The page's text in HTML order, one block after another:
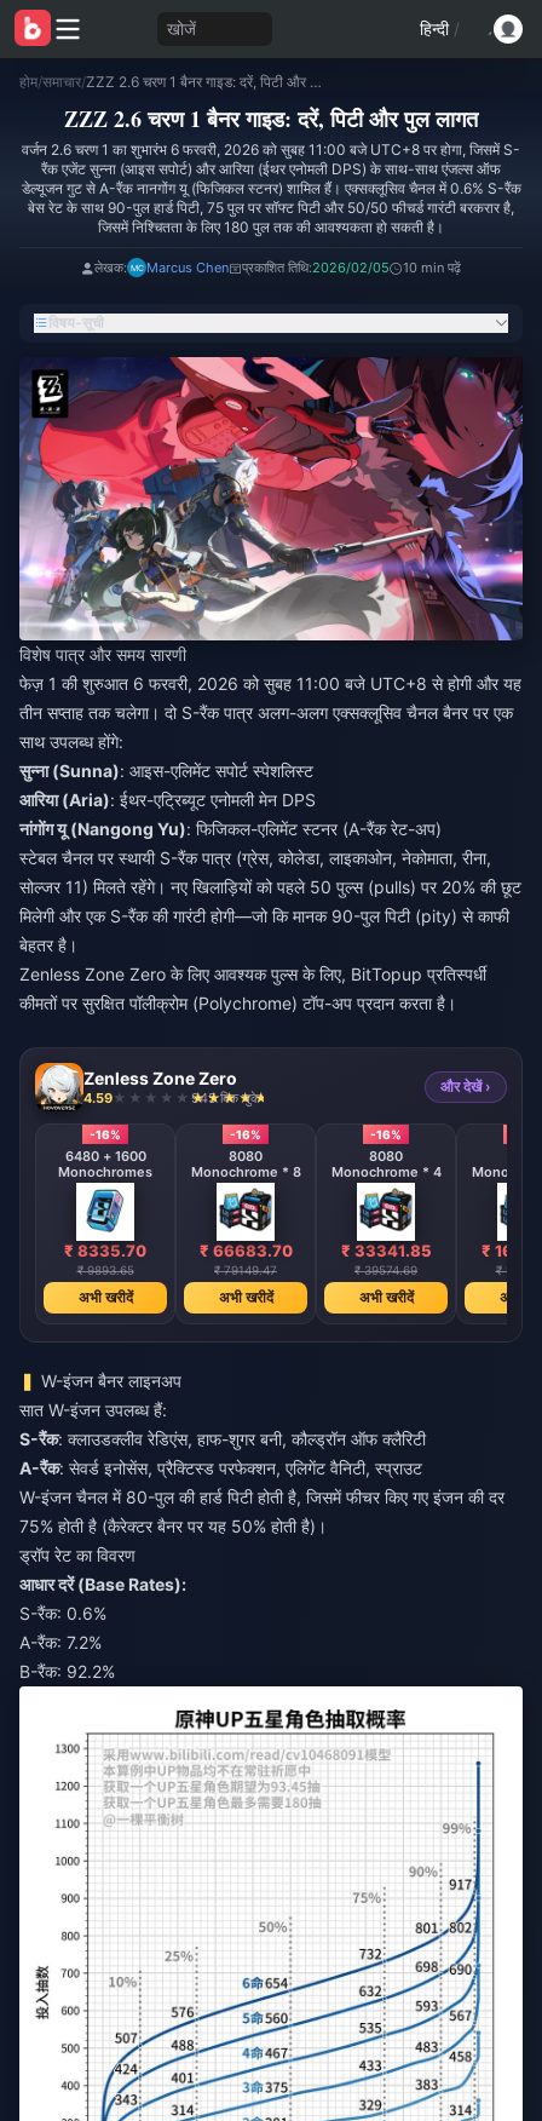
खोजें हिन्दी /
होम/समाचार/ ZZZ 2.6 चरण 1 बैनर गाइड: दरें, पिटी और पुल लागत
ZZZ 2.6 चरण 1 बैनर गाइड: दरें, पिटी और पुल लागत
वर्जन 2.6 चरण 1 का शुभारंभ 6 फरवरी, 2026 को सुबह 11:00 बजे UTC+8 पर होगा, जिसमें S-
रैंक एजेंट सुन्ना (आइस सपोर्ट) और आरिया (ईथर एनोमली DPS) के साथ-साथ एंजल्स ऑफ
डेल्यूजन गुट से A-रैंक नानगोंग यू (फिजिकल स्टनर) शामिल हैं। एक्सक्लूसिव चैनल में 0.6% S-रैंक
बेस रेट के साथ 90-पुल हार्ड पिटी, 75 पुल पर सॉफ्ट पिटी और 50/50 फीचर्ड गारंटी बरकरार है,
जिसमें निश्चितता के लिए 180 पुल तक की आवश्यकता हो सकती है।
लेखक: Marcus Chen प्रकाशित तिथि:2026/02/05 10 min पढ़ें
विषय-सूची
विशेष पात्र और समय सारणी
फेज़ 1 की शुरुआत 6 फरवरी, 2026 को सुबह 11:00 बजे UTC+8 से होगी और यह
तीन सप्ताह तक चलेगा। दो S-रैंक पात्र अलग-अलग एक्सक्लूसिव चैनल बैनर पर एक
साथ उपलब्ध होंगे:
सुन्ना (Sunna): आइस-एलिमेंट सपोर्ट स्पेशलिस्ट
आरिया (Aria): ईथर-एट्रिब्यूट एनोमली मेन DPS
नांगोंग यू (Nangong Yu): फिजिकल-एलिमेंट स्टनर (A-रैंक रेट-अप)
स्टेबल चैनल पर स्थायी S-रैंक पात्र (ग्रेस, कोलेडा, लाइकाओन, नेकोमाता, रीना,
सोल्जर 11) मिलते रहेंगे। नए खिलाड़ियों को पहले 50 पुल्स (pulls) पर 20% की छूट
मिलेगी और एक S-रैंक की गारंटी होगी—जो कि मानक 90-पुल पिटी (pity) से काफी
बेहतर है।
Zenless Zone Zero के लिए आवश्यक पुल्सके लिए, BitTopup प्रतिस्पर्धी
कीमतों पर सुरक्षित पॉलीक्रोम (Polychrome) टॉप-अप प्रदान करता है।
Zenless Zone Zero
4.59 945 बिक चुके
और देखें ›
-16%
6480 + 1600
Monochromes
₹ 8335.70
₹ 9893.65
अभी खरीदें
-16%
8080
Monochrome * 8
₹ 66683.70
₹ 79149.47
अभी खरीदें
-16%
8080
Monochrome * 4
₹ 33341.85
₹ 39574.69
अभी खरीदें
₹
₹
अभी
W-इंजन बैनर लाइनअप
सात W-इंजन उपलब्ध हैं:
S-रैंक: क्लाउडक्लीव रेडिएंस, हाफ-शुगर बनी, कौल्ड्रॉन ऑफ क्लैरिटी
A-रैंक: सेवर्ड इनोसेंस, प्रैक्टिस्ड परफेक्शन, एलिगेंट वैनिटी, स्प्राउट
W-इंजन चैनल में 80-पुल की हार्ड पिटी होती है, जिसमें फीचर किए गए इंजन की दर
75% होती है (कैरेक्टर बैनर पर यह 50% होती है)।
ड्रॉप रेट का विवरण
आधार दरें (Base Rates):
S-रैंक: 0.6%
A-रैंक: 7.2%
B-रैंक: 92.2%